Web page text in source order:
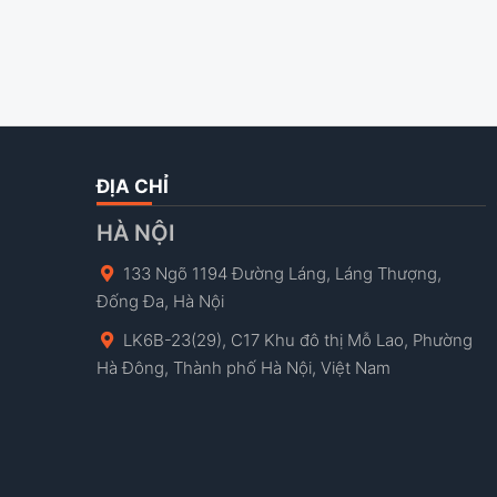
ĐỊA CHỈ
HÀ NỘI
133 Ngõ 1194 Đường Láng, Láng Thượng,
Đống Đa, Hà Nội
LK6B-23(29), C17 Khu đô thị Mỗ Lao, Phường
Hà Đông, Thành phố Hà Nội, Việt Nam